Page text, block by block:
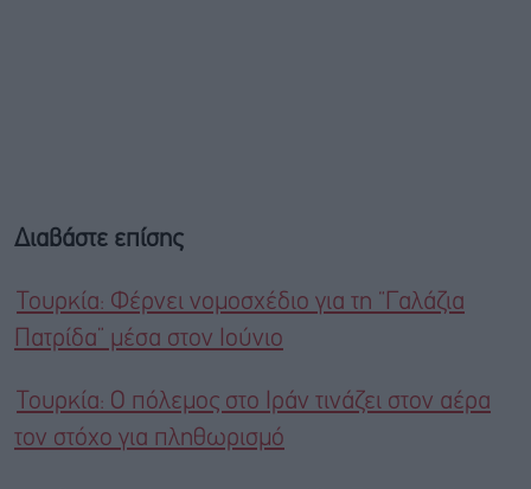
Διαβάστε επίσης
Τουρκία: Φέρνει νομοσχέδιο για τη “Γαλάζια
Πατρίδα” μέσα στον Ιούνιο
Τουρκία: O πόλεμος στο Ιράν τινάζει στον αέρα
τον στόχο για πληθωρισμό